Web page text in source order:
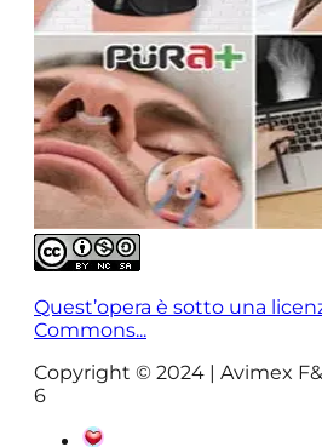
Quest’opera è sotto una
Commons...
Copyright © 2024 | Avimex
6